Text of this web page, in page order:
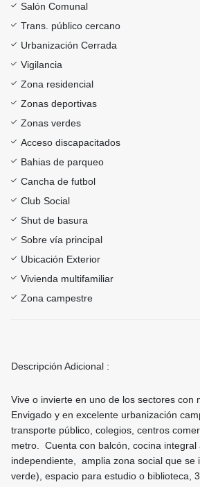
Salón Comunal
Trans. público cercano
Urbanización Cerrada
Vigilancia
Zona residencial
Zonas deportivas
Zonas verdes
Acceso discapacitados
Bahias de parqueo
Cancha de futbol
Club Social
Shut de basura
Sobre vía principal
Ubicación Exterior
Vivienda multifamiliar
Zona campestre
Descripción Adicional :
Vive o invierte en uno de los sectores con
Envigado y en excelente urbanización
transporte público, colegios, centros
metro. Cuenta con balcón, cocina
independiente, amplia zona social que se
verde), espacio para estudio o biblioteca,